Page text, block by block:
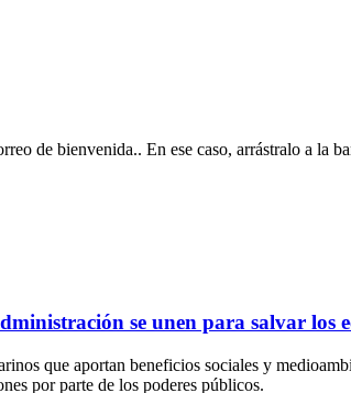
de bienvenida.. En ese caso, arrástralo a la
se unen para salvar los
que aportan beneficios sociales y
por parte de los poderes públicos.